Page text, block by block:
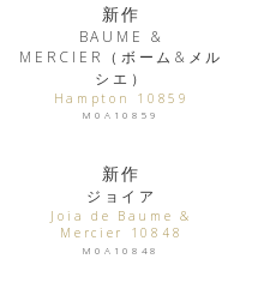
新作
BAUME &
MERCIER（ボーム&メル
シエ）
Hampton 10859
M0A10859
新作
ジョイア
Joia de Baume &
Mercier 10848
M0A10848